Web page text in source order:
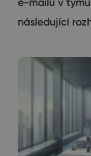
následující